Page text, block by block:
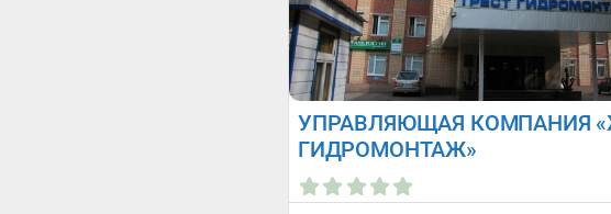
УПРАВЛЯЮЩАЯ КОМПАНИЯ
ГИДРОМОНТАЖ»